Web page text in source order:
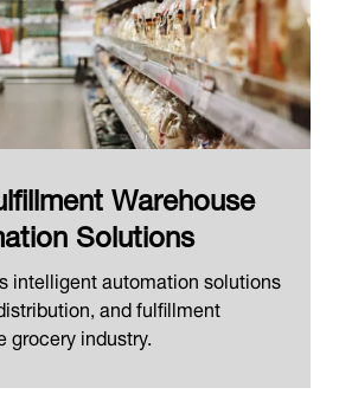
Warehouse
Solutions
intelligent automation solutions
and fulfillment
grocery industry.